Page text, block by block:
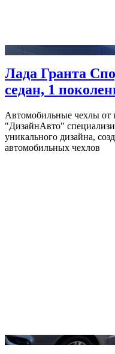
Лада Гранта
седан, 1
Автомобильные чехлы
"ДизайнАвто"
уникального дизайна,
автомобильных чехлов